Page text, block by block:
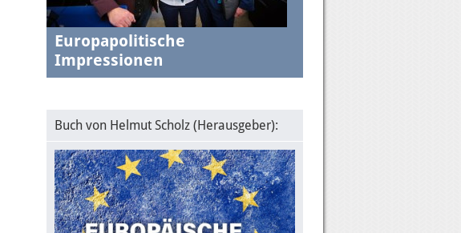
Europapolitische
Impressionen
Buch von Helmut Scholz (Herausgeber):